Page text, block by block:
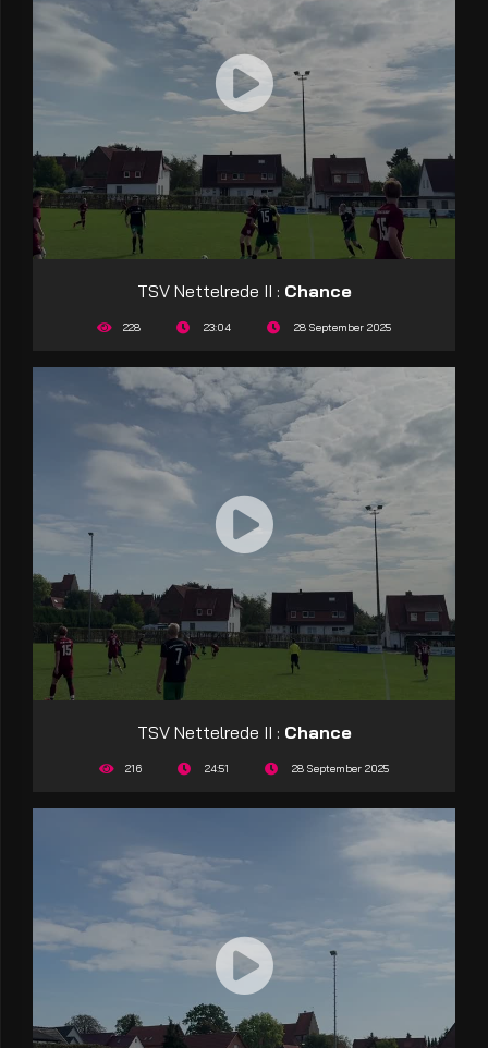
TSV Nettelrede II : Chance
228 23:04 28 September 2025
TSV Nettelrede II : Chance
216 24:51 28 September 2025